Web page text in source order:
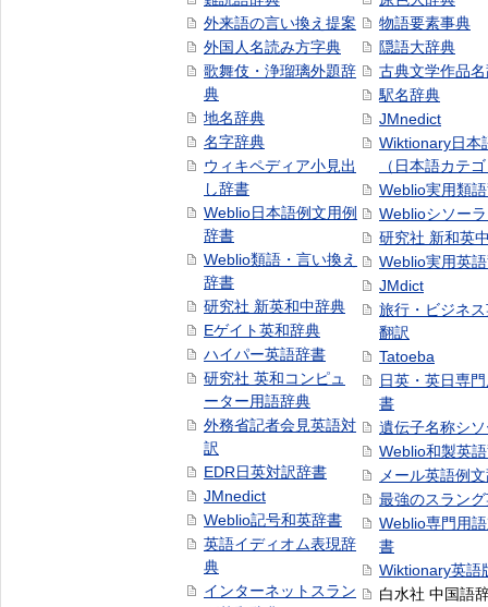
外来語の言い換え提案
外国人名読み方字典
歌舞伎・浄瑠璃外題辞
典
地名辞典
名字辞典
ウィキペディア小見出
し辞書
Weblio日本語例文用例
辞書
Weblio類語・言い換え
辞書
研究社 新英和中辞典
Eゲイト英和辞典
ハイパー英語辞書
研究社 英和コンピュ
ーター用語辞典
外務省記者会見英語対
訳
EDR日英対訳辞書
JMnedict
Weblio記号和英辞書
英語イディオム表現辞
典
インターネットスラン
物語要素事典
隠語大辞典
古典文学作品
駅名辞典
JMnedict
Wiktionary日本
（日本語カテ
Weblio実用類
Weblioシソー
研究社 新和英
Weblio実用英
JMdict
旅行・ビジネ
翻訳
Tatoeba
日英・英日専
書
遺伝子名称シ
Weblio和製英
メール英語例
最強のスラン
Weblio専門用
書
Wiktionary英語
白水社 中国語